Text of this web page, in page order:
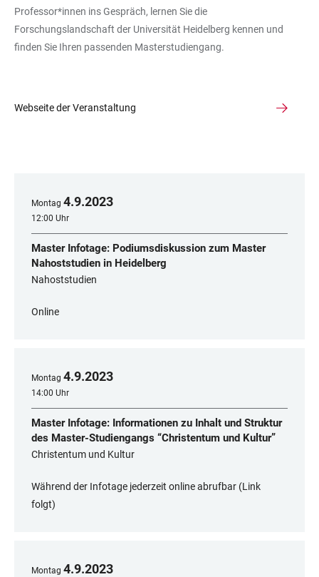
Professor*innen ins Gespräch, lernen Sie die
Forschungslandschaft der Universität Heidelberg kennen und
finden Sie Ihren passenden Masterstudiengang.
Webseite der Veranstaltung
Montag 4.9.2023
12:00 Uhr
Master Infotage: Podiumsdiskussion zum Master
Nahoststudien in Heidelberg
Nahoststudien
Online
Montag 4.9.2023
14:00 Uhr
Master Infotage: Informationen zu Inhalt und Struktur
des Master-Studiengangs “Christentum und Kultur”
Christentum und Kultur
Während der Infotage jederzeit online abrufbar (Link
folgt)
Montag 4.9.2023